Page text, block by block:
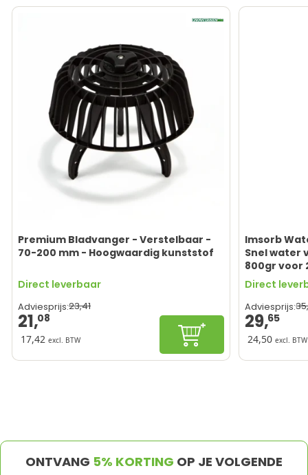
Premium Bladvanger - Verstelbaar -
70-200 mm - Hoogwaardig kunststof
Direct leverbaar
Adviesprijs:23,41
21,08
17,42 excl. BTW In winkelwagen
Imsorb
Snel water
800gr voor
Direct
Adviesprijs:
29,65
24,50 excl. BTW
ONTVANG 5% KORTING OP JE VOLGENDE